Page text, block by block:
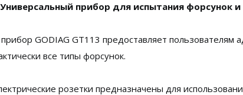
Универсальный прибор для испытания
GODIAG GT113 предоставляет
все типы форсунок.
розетки предназначены для